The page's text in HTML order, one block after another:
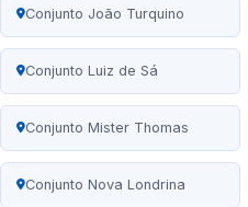
Conjunto João Turquino
Conjunto Luiz de Sá
Conjunto Mister Thomas
Conjunto Nova Londrina